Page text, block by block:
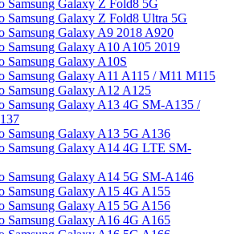
Samsung Galaxy Z Fold8 5G
Samsung Galaxy Z Fold8 Ultra 5G
Samsung Galaxy A9 2018 A920
Samsung Galaxy A10 A105 2019
Samsung Galaxy A10S
Samsung Galaxy A11 A115 / M11 M115
Samsung Galaxy A12 A125
Samsung Galaxy A13 4G SM-A135 /
Samsung Galaxy A13 5G A136
Samsung Galaxy A14 4G LTE SM-
Samsung Galaxy A14 5G SM-A146
Samsung Galaxy A15 4G A155
Samsung Galaxy A15 5G A156
Samsung Galaxy A16 4G A165